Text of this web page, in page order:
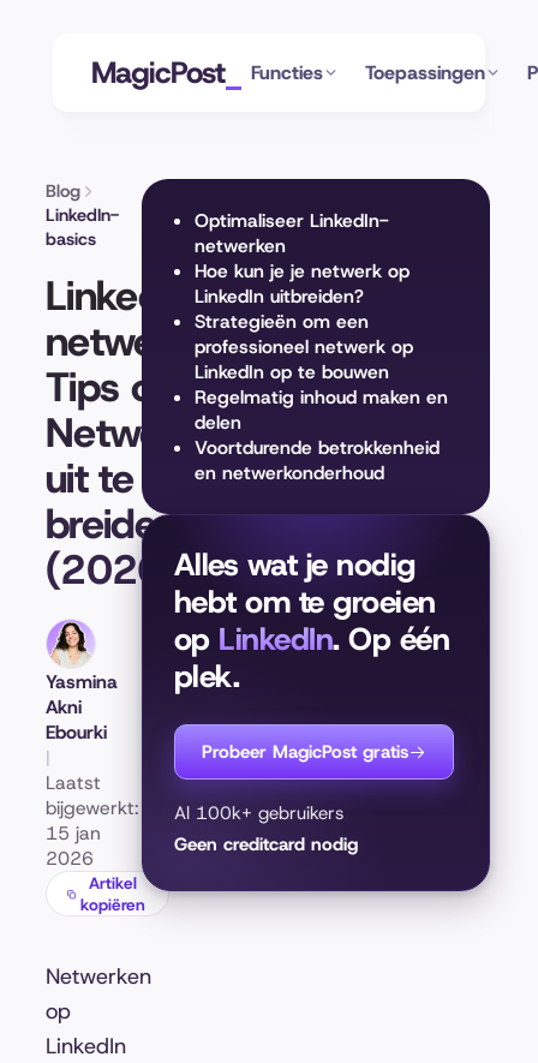
MagicPost Functies Toepassingen
Blog
LinkedIn-
basics
LinkedIn-
netwerken:
Tips om Je
Netwerk
uit te
breiden
(2026)
Yasmina
Akni
Ebourki
|
Laatst
bijgewerkt:
15 jan
2026
Artikel
kopiëren
Netwerken
op
LinkedIn
Optimaliseer LinkedIn-
netwerken
Hoe kun je je netwerk op
LinkedIn uitbreiden?
Strategieën om een
professioneel netwerk op
LinkedIn op te bouwen
Regelmatig inhoud maken en
delen
Voortdurende betrokkenheid
en netwerkonderhoud
Alles wat je nodig
hebt om te groeien
op LinkedIn. Op één
plek.
Probeer MagicPost gratis
Al 100k+ gebruikers
Geen creditcard nodig